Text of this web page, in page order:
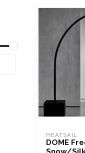
HEATSAIL
DOME